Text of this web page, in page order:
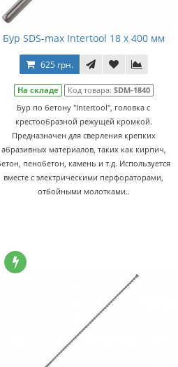
Бур SDS-max Intertool 18 х 400 мм
625 грн.
На складе Код товара: SDM-1840
Бур по бетону "Intertool", головка с
крестообразной режущей кромкой.
Предназначен для сверления крепких
абразивных материалов, таких как кирпич,
пенобетон, камень и т.д. Используется
вместе с электрическими перфораторами,
отбойными молотками..